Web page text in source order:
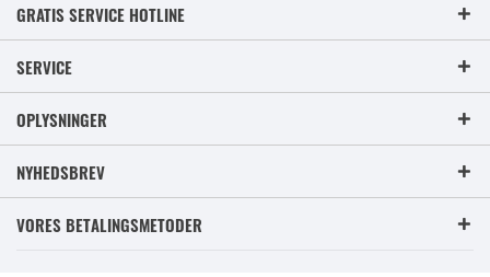
GRATIS SERVICE HOTLINE
SERVICE
OPLYSNINGER
NYHEDSBREV
VORES BETALINGSMETODER